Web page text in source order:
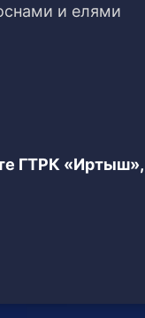
и елями
ГТРК «Иртыш»,